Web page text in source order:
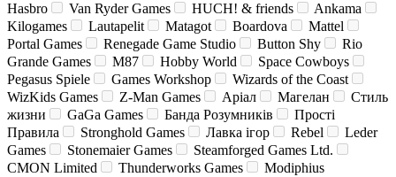
Hasbro
Van Ryder Games HUCH! & friends
Ankama
Kilogames
Lautapelit Matagot Boardova
Mattel
Portal Games
Renegade Game Studio Button Shy
Rio
Grande Games
M87 Hobby World
Space Cowboys
Pegasus Spiele
Games Workshop
Wizards of the Coast
WizKids Games
Z-Man Games Аріал Магелан
Стиль
жизни
GaGa Games Банда Розумників
Прості
Правила
Stronghold Games Лавка ігор Rebel
Leder
Games
Stonemaier Games
Steamforged Games Ltd.
CMON Limited
Thunderworks Games
Modiphius